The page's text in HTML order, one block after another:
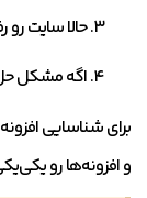
حالا سایت
اگه مشکل
برای شناسایی
و افزونه‌ها رو